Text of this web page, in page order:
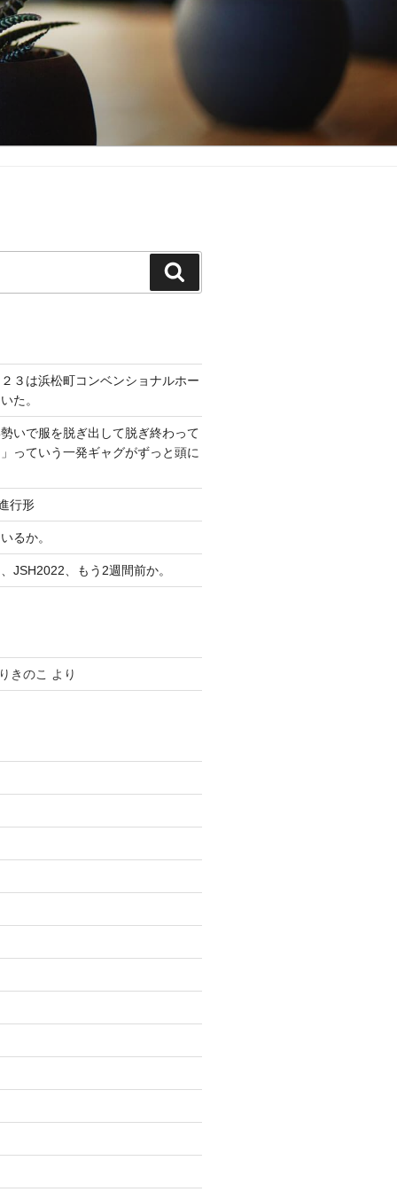
索
３は浜松町コンベンショナルホー
た。
いで服を脱ぎ出して脱ぎ終わって
っていう一発ギャグがずっと頭に
行形
るか。
JSH2022、もう2週間前か。
きのこ より